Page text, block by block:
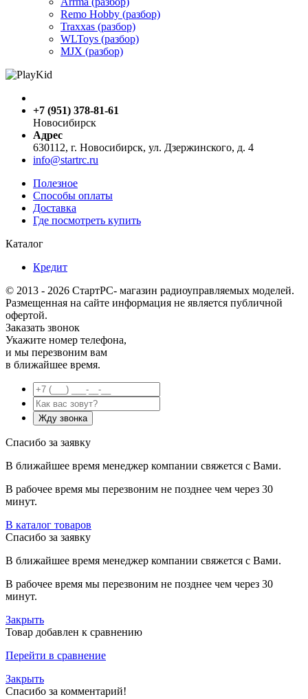
Remo Hobby (разбор)
Traxxas (разбор)
WLToys (разбор)
MJX (разбор)
+7 (951) 378-81-61
Новосибирск
Адрес
630112, г. Новосибирск, ул. Дзержинского, д. 4
info@startrc.ru
Полезное
Способы оплаты
Доставка
Где посмотреть купить
Каталог
Кредит
© 2013 - 2026 СтартРС- магазин радиоуправляемых моделей.
Размещенная на сайте информация не является публичной
офертой.
Заказать звонок
Укажите номер телефона,
и мы перезвоним вам
в ближайшее время.
Спасибо за заявку
В ближайшее время менеджер компании свяжется с Вами.
В рабочее время мы перезвоним не позднее чем через 30
минут.
В каталог товаров
Спасибо за заявку
В ближайшее время менеджер компании свяжется с Вами.
В рабочее время мы перезвоним не позднее чем через 30
минут.
Закрыть
Товар добавлен к сравнению
Перейти в сравнение
Закрыть
Спасибо за комментарий!